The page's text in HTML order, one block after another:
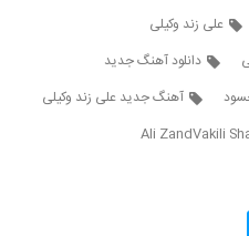
Armin Nosrati Baghalet
دیدی آخر رفت از آرین یاری به
علی زند وکیلی
دانلود آهنگ جدید
آهنگ جدید علی زند وکیلی
Ali ZandVakili